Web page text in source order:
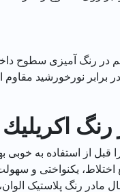
در رنگ آمیزی سطوح
نورخورشید مقاوم
اكريليك
یکنواختی و
مادر رنگ پلاستیک